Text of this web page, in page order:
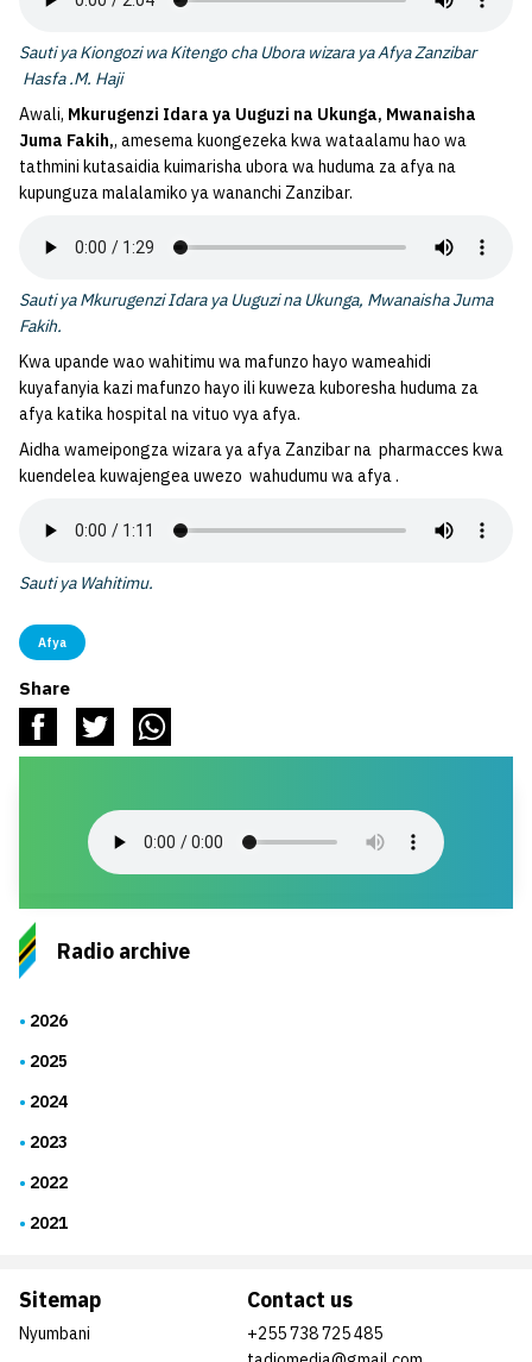
Sauti ya Kiongozi wa Kitengo cha Ubora wizara ya Afya Zanzibar
Hasfa .M. Haji
Awali, Mkurugenzi Idara ya Uuguzi na Ukunga, Mwanaisha
Juma Fakih,, amesema kuongezeka kwa wataalamu hao wa
tathmini kutasaidia kuimarisha ubora wa huduma za afya na
kupunguza malalamiko ya wananchi Zanzibar.
Sauti ya Mkurugenzi Idara ya Uuguzi na Ukunga, Mwanaisha Juma
Fakih.
Kwa upande wao wahitimu wa mafunzo hayo wameahidi
kuyafanyia kazi mafunzo hayo ili kuweza kuboresha huduma za
afya katika hospital na vituo vya afya.
Aidha wameipongza wizara ya afya Zanzibar na pharmacces kwa
kuendelea kuwajengea uwezo wahudumu wa afya .
Sauti ya Wahitimu.
Afya
Share
Radio archive
2026
2025
2024
2023
2022
2021
Sitemap
Nyumbani
Contact us
+255 738 725 485